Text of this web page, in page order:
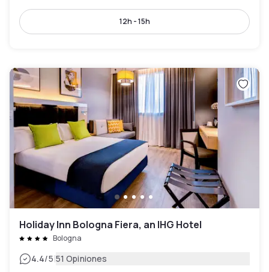
12h - 15h
Holiday Inn Bologna Fiera, an IHG Hotel
Bologna
4.4/5|51 Opiniones